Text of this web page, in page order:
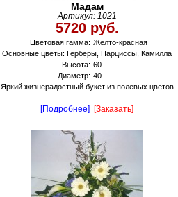
Мадам
Артикул: 1021
5720 руб.
Цветовая гамма: Желто-красная
Основные цветы: Герберы, Нарциссы, Камилла
Высота: 60
Диаметр: 40
Яркий жизнерадостный букет из полевых цветов
[Подробнее] [Заказать]